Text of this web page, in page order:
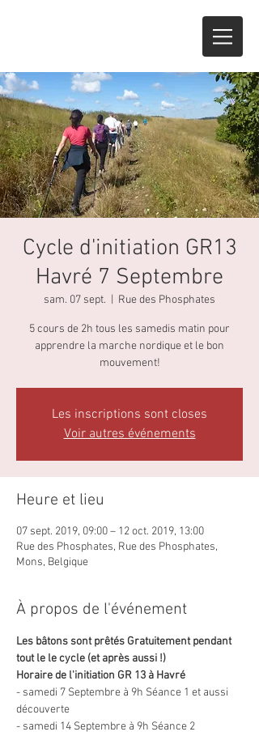
Cycle d'initiation GR13
Havré 7 Septembre
sam. 07 sept. Rue des Phosphates
5 cours de 2h tous les samedis matin pour
apprendre la marche nordique et le bon
mouvement!
Les inscriptions sont closes
Voir autres événements
Heure et lieu
07 sept. 2019, 09:00 – 12 oct. 2019, 13:00
Rue des Phosphates, Rue des Phosphates,
Mons, Belgique
À propos de l'événement
Les bâtons sont prêtés Gratuitement pendant
tout le le cycle (et après aussi !)
Horaire de l'initiation GR 13 à Havré
- samedi 7 Septembre à 9h Séance 1 et aussi
découverte
- samedi 14 Septembre à 9h Séance 2